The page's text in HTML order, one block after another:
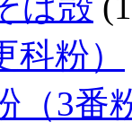
粉）
（3番